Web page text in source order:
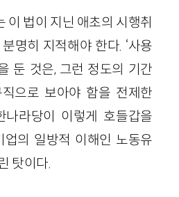
이 법이 지닌 애초의 시행취
명히 지적해야 한다. ‘사용
둔 것은, 그런 정도의 기간
으로 보아야 함을 전제한
나라당이 이렇게 호들갑을
의 일방적 이해인 노동유
탓이다.